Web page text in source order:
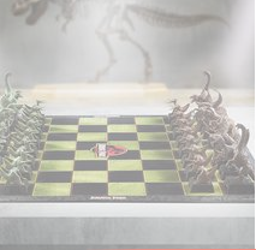
oficial del ajedrez basada
saga de Jurassic Park. Un
de ajedrez intrincadamente
que incluye 32 piezas
de PVC finamente
y un tablero gráfico
de cartón con la marca.